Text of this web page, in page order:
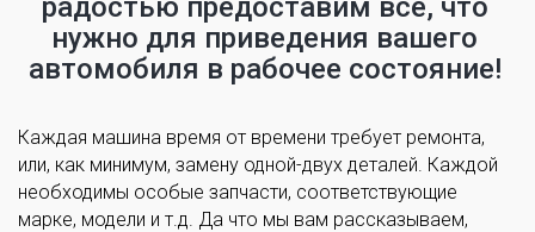
нужно для приведения вашего
автомобиля в рабочее состояние!
Каждая машина время от времени требует ремонта,
или, как минимум, замену одной-двух деталей. Каждой
необходимы особые запчасти, соответствующие
марке, модели и т.д. Да что мы вам рассказываем,